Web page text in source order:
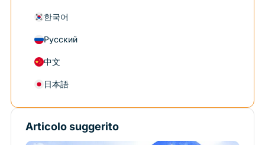
한국어
Русский
中文
日本語
Articolo suggerito